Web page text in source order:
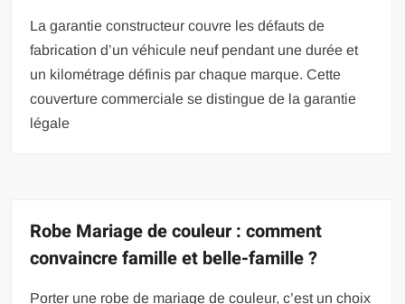
La garantie constructeur couvre les défauts de
fabrication d’un véhicule neuf pendant une durée et
un kilométrage définis par chaque marque. Cette
couverture commerciale se distingue de la garantie
légale
Robe Mariage de couleur : comment
convaincre famille et belle-famille ?
Porter une robe de mariage de couleur, c’est un choix